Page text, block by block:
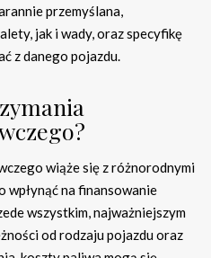
przemyślana,
jak i wady, oraz specyfikę
z danego pojazdu.
wiąże się z różnorodnymi
wpłynąć na finansowanie
wszystkim, najważniejszym
od rodzaju pojazdu oraz